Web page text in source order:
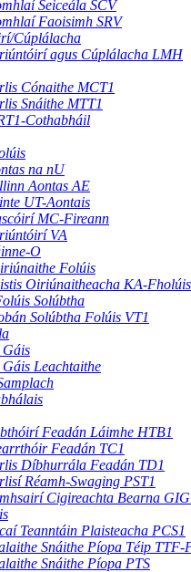
Seiceála SCV
Faoisimh SRV
Cúplálacha
agus Cúplálacha LMH
Cónaithe MCT1
Snáithe MTT1
Cothabháil
na nU
Aontas AE
UT-Aontais
MC-Fireann
VA
O
Folúis
Oiriúnaitheacha KA-Fholúis
Solúbtha
Solúbtha Folúis VT1
Leachtaithe
Feadán Láimhe HTB1
Feadán TC1
Díbhurrála Feadán TD1
Réamh-Swaging PST1
Cigireachta Bearna
Teanntáin Plaisteacha PCS1
Snáithe Píopa Téip TTF-
Snáithe Píopa PTS